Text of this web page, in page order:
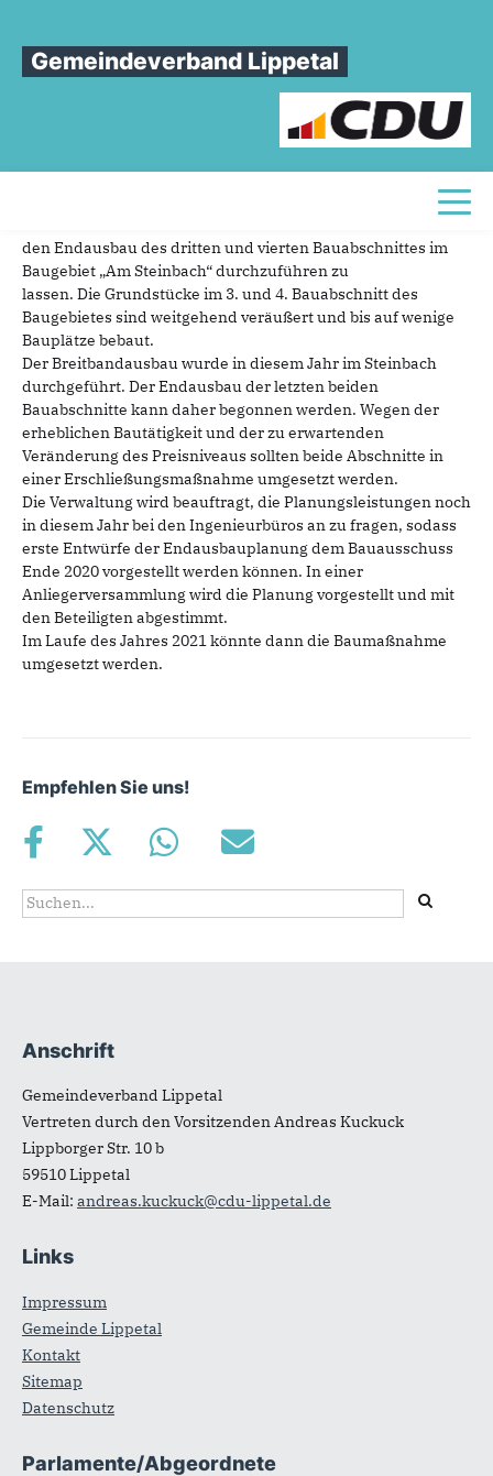
Gemeindeverband Lippetal
Sie sind hier
EndausbauBaugebietAmSteinbach
20.07.2020
Die CDU-Fraktion im Rat der Gemeinde Lippetal beantragt,
den Endausbau des dritten und vierten Bauabschnittes im
Baugebiet „Am Steinbach“ durchzuführen zu
lassen. Die Grundstücke im 3. und 4. Bauabschnitt des
Baugebietes sind weitgehend veräußert und bis auf wenige
Bauplätze bebaut.
Der Breitbandausbau wurde in diesem Jahr im Steinbach
durchgeführt. Der Endausbau der letzten beiden
Bauabschnitte kann daher begonnen werden. Wegen der
erheblichen Bautätigkeit und der zu erwartenden
Veränderung des Preisniveaus sollten beide Abschnitte in
einer Erschließungsmaßnahme umgesetzt werden.
Die Verwaltung wird beauftragt, die Planungsleistungen noch
in diesem Jahr bei den Ingenieurbüros an zu fragen, sodass
erste Entwürfe der Endausbauplanung dem Bauausschuss
Ende 2020 vorgestellt werden können. In einer
Anliegerversammlung wird die Planung vorgestellt und mit
den Beteiligten abgestimmt.
Im Laufe des Jahres 2021 könnte dann die Baumaßnahme
umgesetzt werden.
Empfehlen Sie uns!
Suchformular
Suche
Fußbereich
Anschrift
Gemeindeverband Lippetal
Vertreten durch den Vorsitzenden Andreas Kuckuck
Lippborger Str. 10 b
59510Lippetal
E-Mail: andreas.kuckuck@cdu-lippetal.de
Links
Impressum
Gemeinde Lippetal
Kontakt
Sitemap
Datenschutz
Parlamente/Abgeordnete